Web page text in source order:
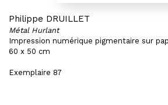
Philippe DRUILLET
Métal Hurlant
Impression numérique pigmentaire sur
60 x 50 cm
Exemplaire 87